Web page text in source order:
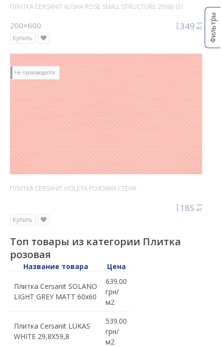
Фильтры
ПЛИТКА CERSANIT ALISHA ROSE SMALL STRUCTURE 20X60 G1
200×600 цена 349 грн
м2
Купить
Не производится
ПЛИТКА CERSANIT VIOLETA РОЗОВАЯ СТЕНА
цена 185 грн
м2
Купить
Топ товары из категории Плитка
розовая
Название товара Цена
Плитка Cersanit SOLANO
LIGHT GREY MATT 60x60
639.00
грн/
м2
Плитка Cersanit LUKAS
WHITE 29,8X59,8
539.00
грн/
м2